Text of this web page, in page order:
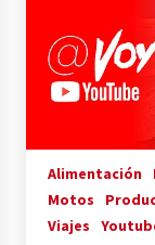
Alimentación
Motos
Viajes